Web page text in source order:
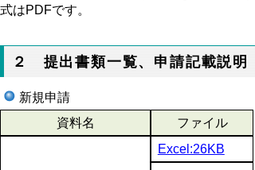
式はPDFです。
２ 提出書類一覧、申請記載説明
新規申請
資料名
ファイル
Excel:26KB